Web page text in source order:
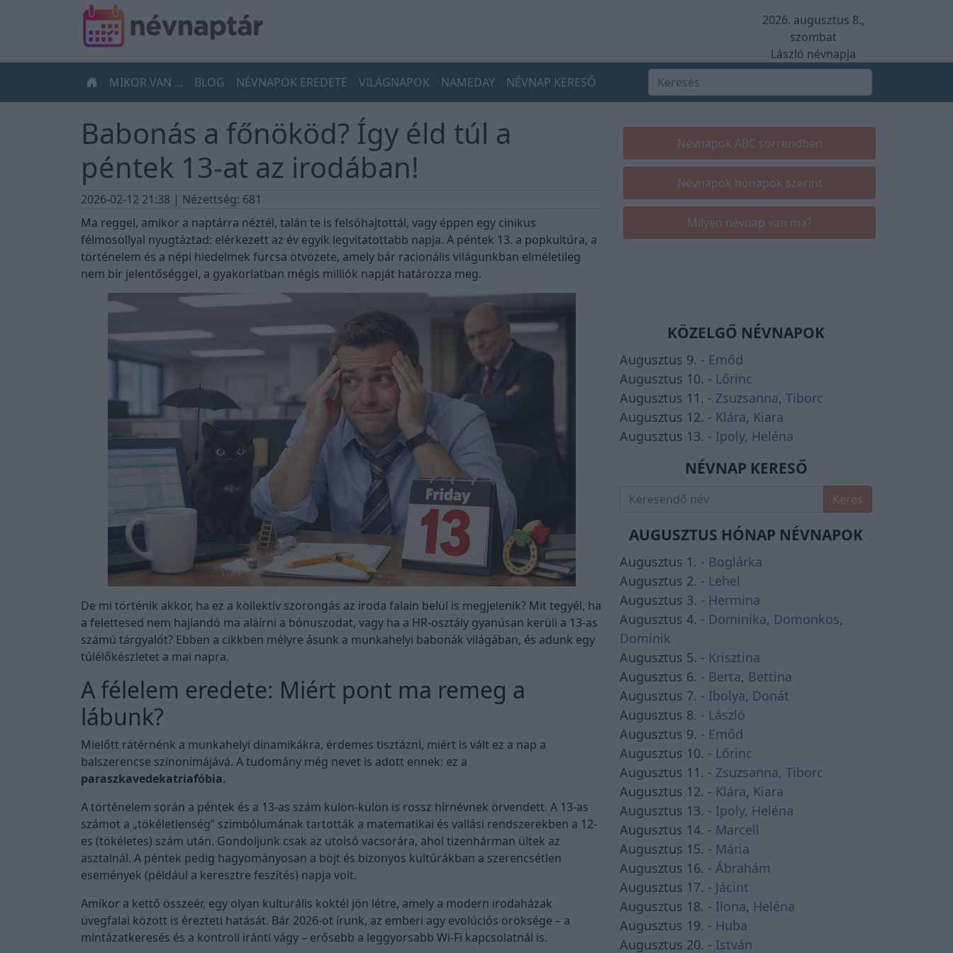
2026. augusztus 8.,
szombat
László névnapja
MIKOR VAN ...
BLOG NÉVNAPOK EREDETE VILÁGNAPOK NAMEDAY NÉVNAP KERESŐ
Babonás a főnököd? Így éld túl a
péntek 13-at az irodában!
2026-02-12 21:38 | Nézettség: 681
Ma reggel, amikor a naptárra néztél, talán te is felsóhajtottál, vagy éppen egy cinikus
félmosollyal nyugtáztad: elérkezett az év egyik legvitatottabb napja. A péntek 13. a popkultúra, a
történelem és a népi hiedelmek furcsa ötvözete, amely bár racionális világunkban elméletileg
nem bír jelentőséggel, a gyakorlatban mégis milliók napját határozza meg.
De mi történik akkor, ha ez a kollektív szorongás az iroda falain belül is megjelenik? Mit tegyél, ha
a felettesed nem hajlandó ma aláírni a bónuszodat, vagy ha a HR-osztály gyanúsan kerüli a 13-as
számú tárgyalót? Ebben a cikkben mélyre ásunk a munkahelyi babonák világában, és adunk egy
túlélőkészletet a mai napra.
A félelem eredete: Miért pont ma remeg a
lábunk?
Mielőtt rátérnénk a munkahelyi dinamikákra, érdemes tisztázni, miért is vált ez a nap a
balszerencse szinonimájává. A tudomány még nevet is adott ennek: ez a
paraszkavedekatriafóbia.
A történelem során a péntek és a 13-as szám külön-külön is rossz hírnévnek örvendett. A 13-as
számot a „tökéletlenség” szimbólumának tartották a matematikai és vallási rendszerekben a 12-
es (tökéletes) szám után. Gondoljunk csak az utolsó vacsorára, ahol tizenhárman ültek az
asztalnál. A péntek pedig hagyományosan a böjt és bizonyos kultúrákban a szerencsétlen
események (például a keresztre feszítés) napja volt.
Amikor a kettő összeér, egy olyan kulturális koktél jön létre, amely a modern irodaházak
üvegfalai között is érezteti hatását. Bár 2026-ot írunk, az emberi agy evolúciós öröksége – a
mintázatkeresés és a kontroll iránti vágy – erősebb a leggyorsabb Wi-Fi kapcsolatnál is.
Névnapok ABC sorrendben
Névnapok hónapok szerint
Milyen névnap van ma?
KÖZELGŐ NÉVNAPOK
Augusztus 9. - Emőd
Augusztus 10. - Lőrinc
Augusztus 11. - Zsuzsanna, Tiborc
Augusztus 12. - Klára, Kiara
Augusztus 13. - Ipoly, Heléna
NÉVNAP KERESŐ
Keres
AUGUSZTUS HÓNAP NÉVNAPOK
Augusztus 1. - Boglárka
Augusztus 2. - Lehel
Augusztus 3. - Hermina
Augusztus 4. - Dominika, Domonkos,
Dominik
Augusztus 5. - Krisztina
Augusztus 6. - Berta, Bettina
Augusztus 7. - Ibolya, Donát
Augusztus 8. - László
Augusztus 9. - Emőd
Augusztus 10. - Lőrinc
Augusztus 11. - Zsuzsanna, Tiborc
Augusztus 12. - Klára, Kiara
Augusztus 13. - Ipoly, Heléna
Augusztus 14. - Marcell
Augusztus 15. - Mária
Augusztus 16. - Ábrahám
Augusztus 17. - Jácint
Augusztus 18. - Ilona, Heléna
Augusztus 19. - Huba
Augusztus 20. - István